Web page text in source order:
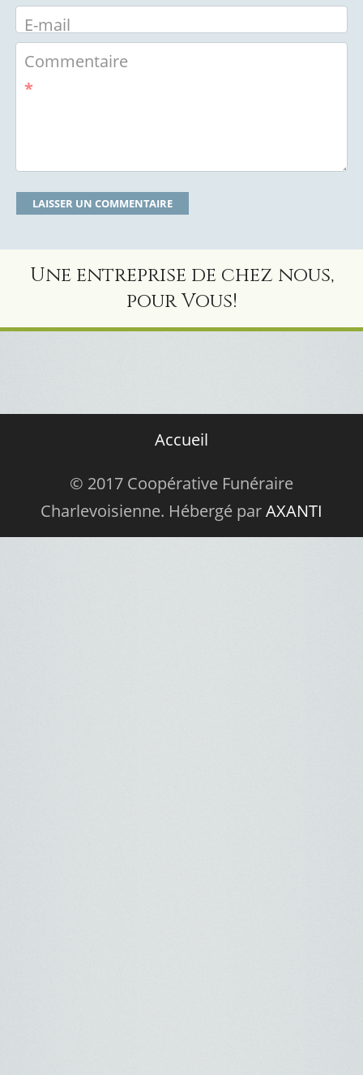
E-mail
Commentaire
*
Une entreprise de chez nous,
pour Vous!
Accueil
© 2017 Coopérative Funéraire
Charlevoisienne. Hébergé parAXANTI